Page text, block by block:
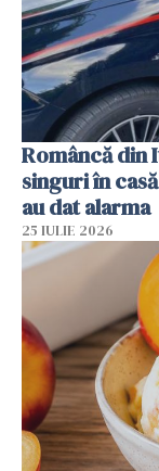
Româncă din
singuri în
au dat alarma
25 IULIE 2026